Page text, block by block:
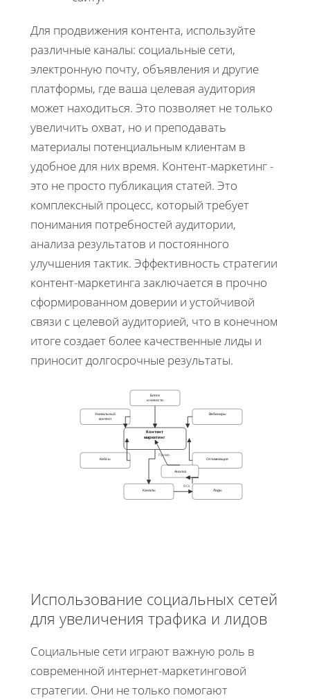
Для продвижения контента, используйте
различные каналы: социальные сети,
электронную почту, объявления и другие
платформы, где ваша целевая аудитория
может находиться. Это позволяет не только
увеличить охват, но и преподавать
материалы потенциальным клиентам в
удобное для них время. Контент-маркетинг -
это не просто публикация статей. Это
комплексный процесс, который требует
понимания потребностей аудитории,
анализа результатов и постоянного
улучшения тактик. Эффективность стратегии
контент-маркетинга заключается в прочно
сформированном доверии и устойчивой
связи с целевой аудиторией, что в конечном
итоге создает более качественные лиды и
приносит долгосрочные результаты.
Контент
маркетинг
Блоги
и новости
Уникальный
контент
Кейсы
Вебинары
Оптимизация
Контент
маркетинг
Каналы Лиды
Анализ
Промо
ROI
Использование социальных сетей
для увеличения трафика и лидов
Социальные сети играют важную роль в
современной интернет-маркетинговой
стратегии. Они не только помогают